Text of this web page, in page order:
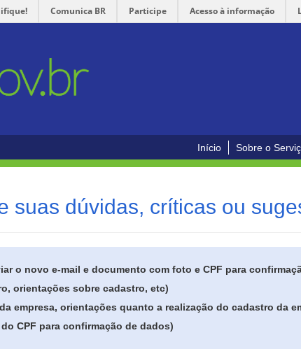
Comunica BR Participe Acesso à informação
Início Sobre o
suas dúvidas, críticas ou
o novo e-mail e documento com foto e CPF para
orientações sobre cadastro, etc)
empresa, orientações quanto a realização do cadastro da
CPF para confirmação de dados)